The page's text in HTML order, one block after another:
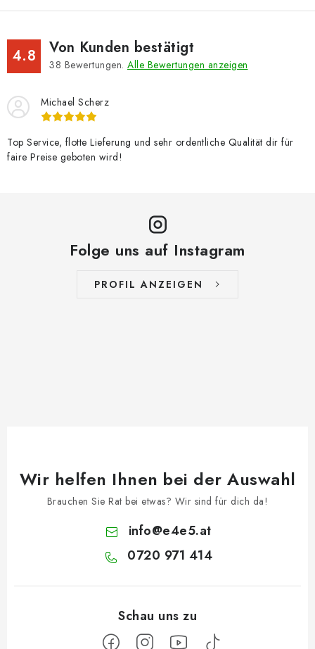
4.8 Von Kunden bestätigt
38 Bewertungen. Alle Bewertungen anzeigen
Michael Scherz
Top Service, flotte Lieferung und sehr ordentliche Qualität dir für
faire Preise geboten wird!
Folge uns auf Instagram
PROFIL ANZEIGEN
Wir helfen Ihnen bei der Auswahl
Brauchen Sie Rat bei etwas? Wir sind für dich da!
info@e4e5.at
0720 971 414